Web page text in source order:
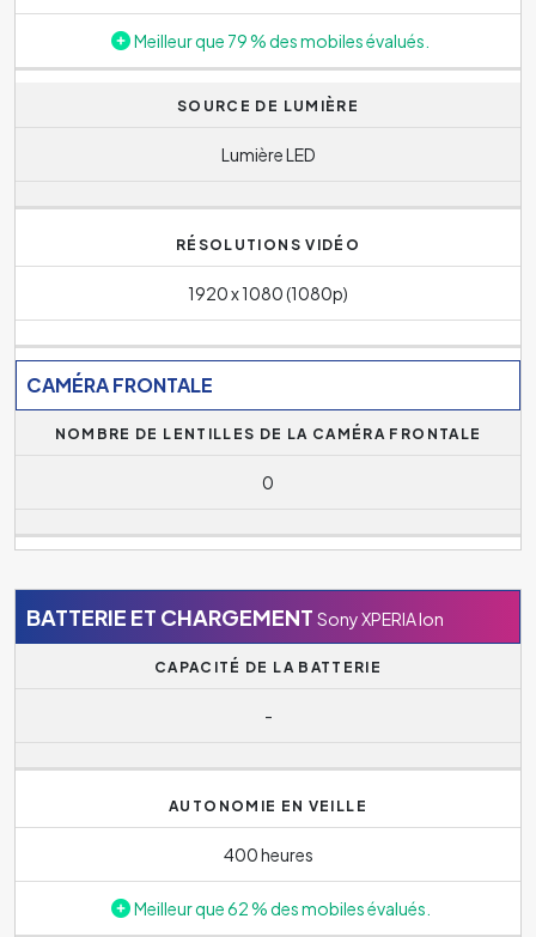
Meilleur que 79 % des mobiles évalués.
SOURCE DE LUMIÈRE
Lumière LED
RÉSOLUTIONS VIDÉO
1920 x 1080 (1080p)
CAMÉRA FRONTALE
NOMBRE DE LENTILLES DE LA CAMÉRA FRONTALE
0
BATTERIE ET CHARGEMENT Sony XPERIA Ion
CAPACITÉ DE LA BATTERIE
-
AUTONOMIE EN VEILLE
400 heures
Meilleur que 62 % des mobiles évalués.